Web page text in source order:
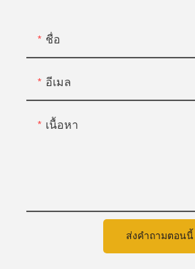
ชื่อ
อีเมล
เนื้อหา
ส่งคำถามตอนนี้